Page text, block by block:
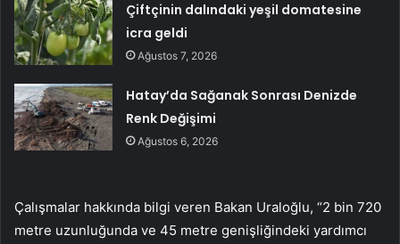
Çiftçinin dalındaki yeşil domatesine
icra geldi
Ağustos 7, 2026
Hatay’da Sağanak Sonrası Denizde
Renk Değişimi
Ağustos 6, 2026
Çalışmalar hakkında bilgi veren Bakan Uraloğlu, “2 bin 720
metre uzunluğunda ve 45 metre genişliğindeki yardımcı